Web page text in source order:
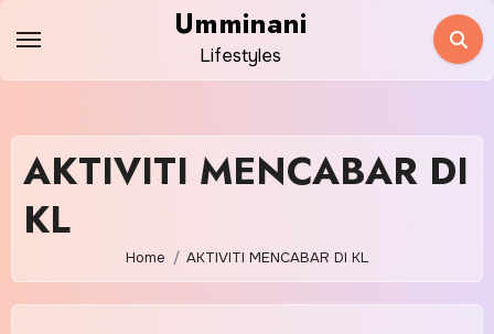
content
Umminani
Lifestyles
AKTIVITI MENCABAR DI
KL
Home AKTIVITI MENCABAR DI KL